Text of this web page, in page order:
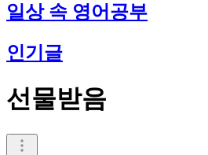
일상 속 영어공부
인기글
선물받음